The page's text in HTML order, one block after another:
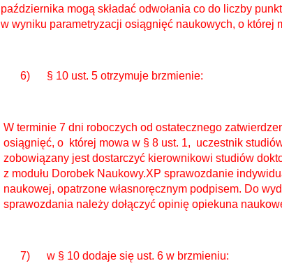
października mogą składać odwołania co do liczby
w wyniku parametryzacji osiągnięć naukowych, o której
6) § 10 ust. 5 otrzymuje brzmienie:
W terminie 7 dni roboczych od ostatecznego
osiągnięć, o której mowa w § 8 ust. 1, uczestnik
zobowiązany jest dostarczyć kierownikowi studiów
z modułu Dorobek Naukowy.XP sprawozdanie
naukowej, opatrzone własnoręcznym podpisem. Do
sprawozdania należy dołączyć opinię opiekuna
7) w § 10 dodaje się ust. 6 w brzmieniu: